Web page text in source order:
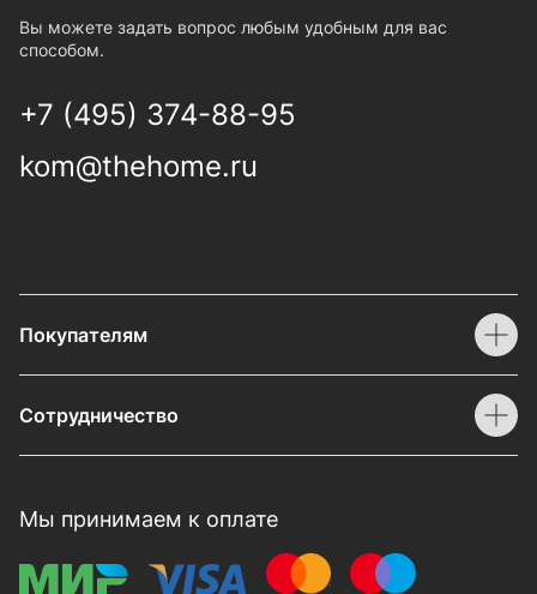
Вы можете задать вопрос любым удобным для вас
способом.
+7 (495) 374-88-95
kom@thehome.ru
Покупателям
Сотрудничество
Мы принимаем к оплате